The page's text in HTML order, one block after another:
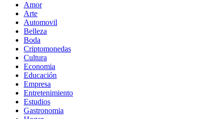
Amor
Arte
Automovil
Belleza
Boda
Criptomonedas
Cultura
Economia
Educación
Empresa
Entretenimiento
Estudios
Gastronomia